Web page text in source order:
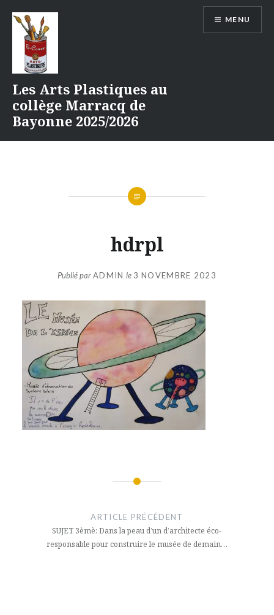
contenu
Les Arts Plastiques au
collège Marracq de
Bayonne 2025/2026
MENU
hdrpl
Publié parADMIN le 3 NOVEMBRE 2023
l’article
ARTICLE PRÉCÉDENT
SUJET 3èmè: Dans la peau d’un d’architecte éco-
responsable pour construire le musée de demain…